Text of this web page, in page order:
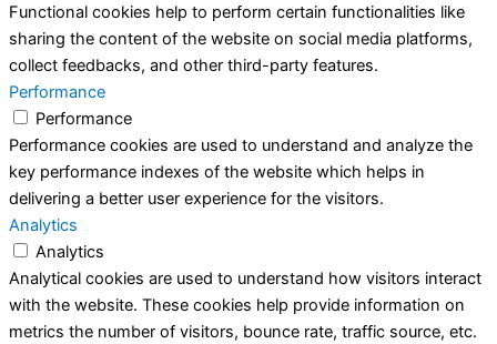
Functional cookies help to perform certain functionalities like
sharing the content of the website on social media platforms,
collect feedbacks, and other third-party features.
Performance
Performance
Performance cookies are used to understand and analyze the
key performance indexes of the website which helps in
delivering a better user experience for the visitors.
Analytics
Analytics
Analytical cookies are used to understand how visitors interact
with the website. These cookies help provide information on
metrics the number of visitors, bounce rate, traffic source, etc.